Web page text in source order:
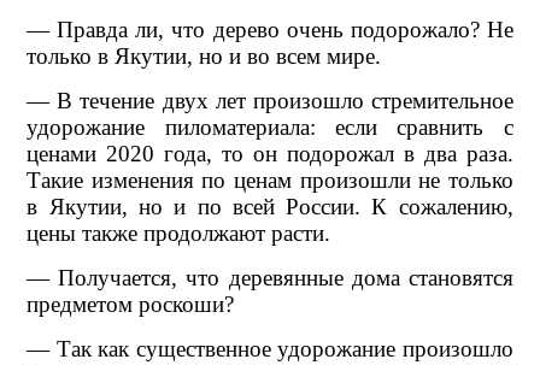
— Правда ли, что дерево очень подорожало? Не
только в Якутии, но и во всем мире.
— В течение двух лет произошло стремительное
удорожание пиломатериала: если сравнить с
ценами 2020 года, то он подорожал в два раза.
Такие изменения по ценам произошли не только
в Якутии, но и по всей России. К сожалению,
цены также продолжают расти.
— Получается, что деревянные дома становятся
предметом роскоши?
— Так как существенное удорожание произошло